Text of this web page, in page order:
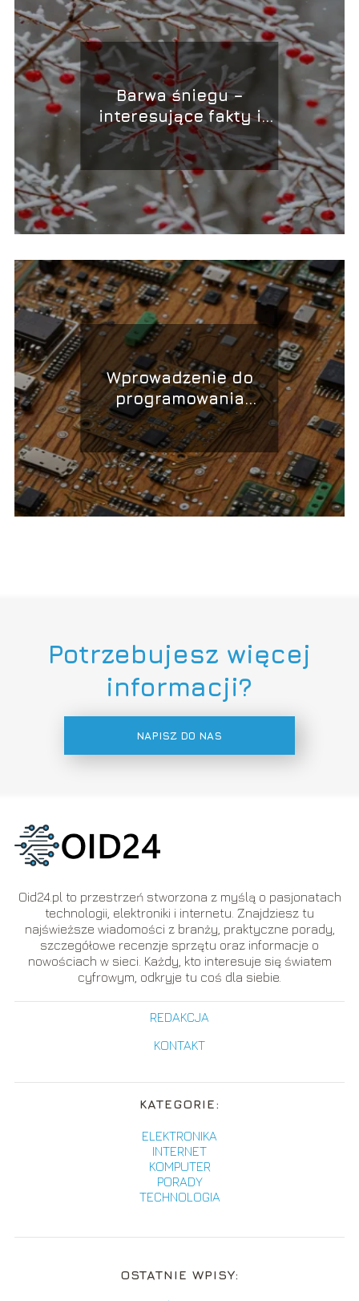
Barwa śniegu –
interesujące fakty i
ciekawostki
Wprowadzenie do
programowania
mikrokontrolerów
Potrzebujesz więcej
informacji?
NAPISZ DO NAS
Oid24.pl to przestrzeń stworzona z myślą o pasjonatach
technologii, elektroniki i internetu. Znajdziesz tu
najświeższe wiadomości z branży, praktyczne porady,
szczegółowe recenzje sprzętu oraz informacje o
nowościach w sieci. Każdy, kto interesuje się światem
cyfrowym, odkryje tu coś dla siebie.
REDAKCJA
KONTAKT
KATEGORIE:
ELEKTRONIKA
INTERNET
KOMPUTER
PORADY
TECHNOLOGIA
OSTATNIE WPISY: